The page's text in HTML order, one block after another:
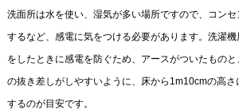
洗面所は水を使い、湿気が多い場所ですので、コン
するなど、感電に気をつける必要があります。洗濯
をしたときに感電を防ぐため、アースがついたもの
の抜き差しがしやすいように、床から1m10cmの高
するのが目安です。